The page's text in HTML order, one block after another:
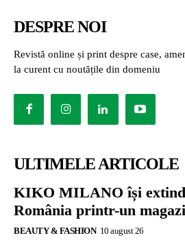
DESPRE NOI
Revistă online și print despre case,
la curent cu noutățile din domeniu
ULTIMELE ARTICOLE
KIKO MILANO își
România printr-un
BEAUTY & FASHION 10 august 26